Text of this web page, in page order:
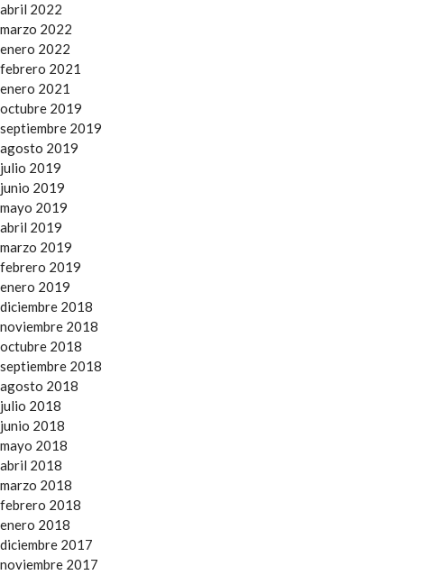
abril 2022
marzo 2022
enero 2022
febrero 2021
enero 2021
octubre 2019
septiembre 2019
agosto 2019
julio 2019
junio 2019
mayo 2019
abril 2019
marzo 2019
febrero 2019
enero 2019
diciembre 2018
noviembre 2018
octubre 2018
septiembre 2018
agosto 2018
julio 2018
junio 2018
mayo 2018
abril 2018
marzo 2018
febrero 2018
enero 2018
diciembre 2017
noviembre 2017